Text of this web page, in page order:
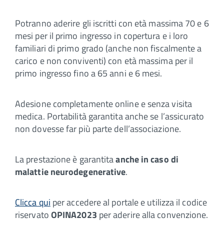
Potranno aderire gli iscritti con età massima 70 e 6
mesi per il primo ingresso in copertura e i loro
familiari di primo grado (anche non fiscalmente a
carico e non conviventi) con età massima per il
primo ingresso fino a 65 anni e 6 mesi.
Adesione completamente online e senza visita
medica. Portabilità garantita anche se l’assicurato
non dovesse far più parte dell’associazione.
La prestazione è garantitaanche in caso di
malattie neurodegenerative.
Clicca qui per accedere al portale e utilizza il codice
riservatoOPINA2023 per aderire alla convenzione.